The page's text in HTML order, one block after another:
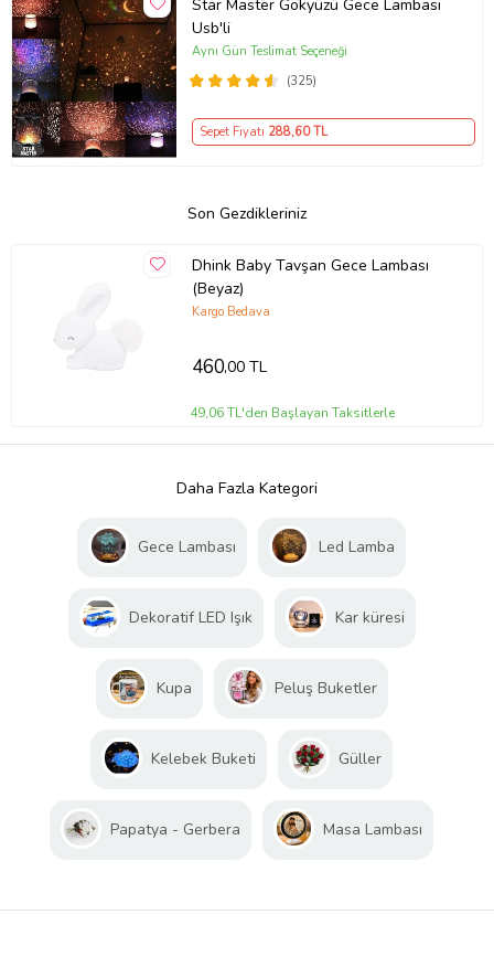
Star Master Gökyüzü Gece Lambasi
Usb'li
(325)
Aynı Gün Teslimat Seçeneği
Sepet Fiyatı 288,60 TL
Son Gezdikleriniz
Dhink Baby Tavşan Gece Lambası
(Beyaz)
Kargo Bedava
460,00 TL
49,06 TL'den Başlayan Taksitlerle
Daha Fazla Kategori
Gece Lambası Led Lamba
Dekoratif LED Işık Kar küresi
Kupa Peluş Buketler
Kelebek Buketi Güller
Papatya - Gerbera Masa Lambası